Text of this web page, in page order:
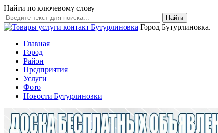
Найти по ключевому слову
Найти
Город Бутурлиновка.
Главная
Город
Район
Предприятия
Услуги
Фото
Новости Бутурлиновки